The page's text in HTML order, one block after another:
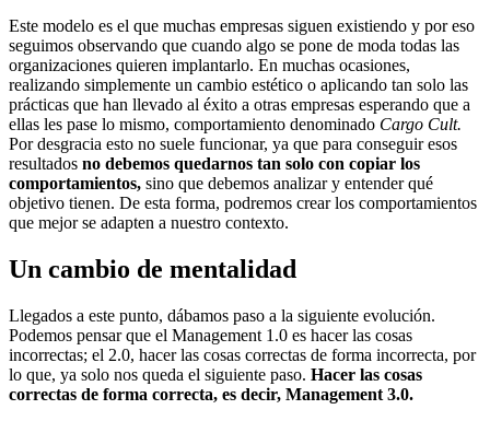
Este modelo es el que muchas empresas siguen existiendo y por eso
seguimos observando que cuando algo se pone de moda todas las
organizaciones quieren implantarlo. En muchas ocasiones,
realizando simplemente un cambio estético o aplicando tan solo las
prácticas que han llevado al éxito a otras empresas esperando que a
ellas les pase lo mismo, comportamiento denominado Cargo Cult.
Por desgracia esto no suele funcionar, ya que para conseguir esos
resultados no debemos quedarnos tan solo con copiar los
comportamientos, sino que debemos analizar y entender qué
objetivo tienen. De esta forma, podremos crear los comportamientos
que mejor se adapten a nuestro contexto.
Un cambio de mentalidad
Llegados a este punto, dábamos paso a la siguiente evolución.
Podemos pensar que el Management 1.0 es hacer las cosas
incorrectas; el 2.0, hacer las cosas correctas de forma incorrecta, por
lo que, ya solo nos queda el siguiente paso. Hacer las cosas
correctas de forma correcta, es decir, Management 3.0.